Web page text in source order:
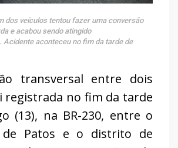
dos veículos tentou fazer uma conversão
e acabou sendo atingido
Acidente aconteceu no fim da tarde de
transversal entre dois
registrada no fim da tarde
(13), na BR-230, entre o
de Patos e o distrito de